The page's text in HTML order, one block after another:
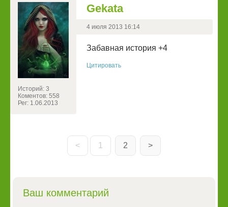
Историй: 3
Коментов: 558
Рег: 1.06.2013
Gekata
4 июля 2013 16:14
Забавная история +4
Цитировать
< 1 2 >
Ваш комментарий